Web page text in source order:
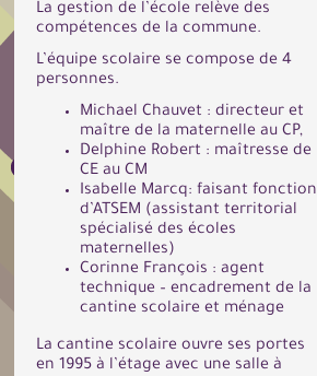
La gestion de l’école relève des
compétences de la commune.
L’équipe scolaire se compose de 4
personnes.
Michael Chauvet : directeur et
maître de la maternelle au CP,
Delphine Robert : maîtresse de
CE au CM
Isabelle Marcq: faisant fonction
d’ATSEM (assistant territorial
spécialisé des écoles
maternelles)
Corinne François : agent
technique – encadrement de la
cantine scolaire et ménage
La cantine scolaire ouvre ses portes
en 1995 à l’étage avec une salle à